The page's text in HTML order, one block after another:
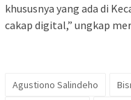
khususnya yang ada di
cakap digital,” ungkap
Agustiono Salindeho